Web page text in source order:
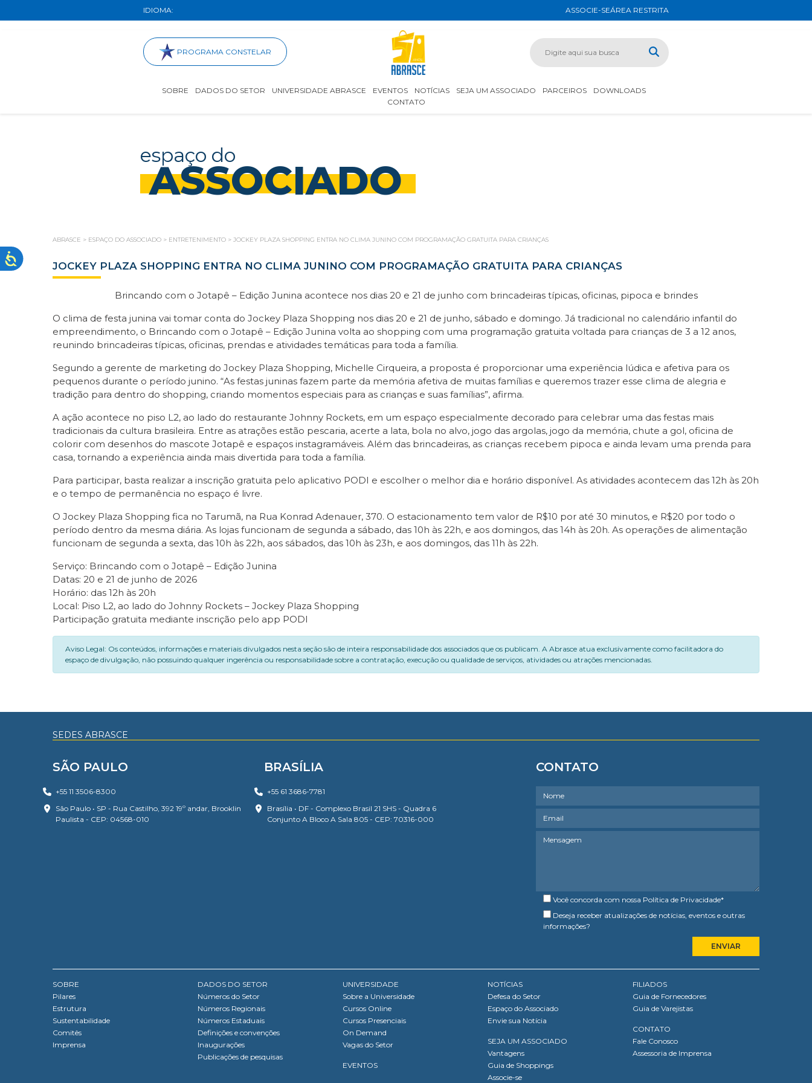
IDIOMA: ASSOCIE-SEÁREA RESTRITA
PROGRAMA CONSTELAR
SOBRE DADOS DO SETOR UNIVERSIDADE ABRASCE EVENTOS NOTÍCIAS SEJA UM ASSOCIADO PARCEIROS
DOWNLOADS
CONTATO
espaço do
ASSOCIADO
ABRASCE > ESPAÇO DO ASSOCIADO > ENTRETENIMENTO > JOCKEY PLAZA SHOPPING ENTRA NO CLIMA JUNINO COM PROGRAMAÇÃO GRATUITA PARA CRIANÇAS
JOCKEY PLAZA SHOPPING ENTRA NO CLIMA JUNINO COM PROGRAMAÇÃO GRATUITA PARA CRIANÇAS
Brincando com o Jotapê – Edição Junina acontece nos dias 20 e 21 de junho com brincadeiras típicas, oficinas, pipoca e brindes
O clima de festa junina vai tomar conta do Jockey Plaza Shopping nos dias 20 e 21 de junho, sábado e domingo. Já tradicional no calendário infantil do
empreendimento, o Brincando com o Jotapê – Edição Junina volta ao shopping com uma programação gratuita voltada para crianças de 3 a 12 anos,
reunindo brincadeiras típicas, oficinas, prendas e atividades temáticas para toda a família.
Segundo a gerente de marketing do Jockey Plaza Shopping, Michelle Cirqueira, a proposta é proporcionar uma experiência lúdica e afetiva para os
pequenos durante o período junino. “As festas juninas fazem parte da memória afetiva de muitas famílias e queremos trazer esse clima de alegria e
tradição para dentro do shopping, criando momentos especiais para as crianças e suas famílias”, afirma.
A ação acontece no piso L2, ao lado do restaurante Johnny Rockets, em um espaço especialmente decorado para celebrar uma das festas mais
tradicionais da cultura brasileira. Entre as atrações estão pescaria, acerte a lata, bola no alvo, jogo das argolas, jogo da memória, chute a gol, oficina de
colorir com desenhos do mascote Jotapê e espaços instagramáveis. Além das brincadeiras, as crianças recebem pipoca e ainda levam uma prenda para
casa, tornando a experiência ainda mais divertida para toda a família.
Para participar, basta realizar a inscrição gratuita pelo aplicativo PODI e escolher o melhor dia e horário disponível. As atividades acontecem das 12h às 20h
e o tempo de permanência no espaço é livre.
O Jockey Plaza Shopping fica no Tarumã, na Rua Konrad Adenauer, 370. O estacionamento tem valor de R$10 por até 30 minutos, e R$20 por todo o
período dentro da mesma diária. As lojas funcionam de segunda a sábado, das 10h às 22h, e aos domingos, das 14h às 20h. As operações de alimentação
funcionam de segunda a sexta, das 10h às 22h, aos sábados, das 10h às 23h, e aos domingos, das 11h às 22h.
Serviço: Brincando com o Jotapê – Edição Junina
Datas: 20 e 21 de junho de 2026
Horário: das 12h às 20h
Local: Piso L2, ao lado do Johnny Rockets – Jockey Plaza Shopping
Participação gratuita mediante inscrição pelo app PODI
Aviso Legal: Os conteúdos, informações e materiais divulgados nesta seção são de inteira responsabilidade dos associados que os publicam. A Abrasce atua exclusivamente como facilitadora do
espaço de divulgação, não possuindo qualquer ingerência ou responsabilidade sobre a contratação, execução ou qualidade de serviços, atividades ou atrações mencionadas.
SEDES ABRASCE
SÃO PAULO
+55 11 3506-8300
São Paulo • SP - Rua Castilho, 392 19º andar, Brooklin
Paulista - CEP: 04568-010
BRASÍLIA
+55 61 3686-7781
Brasília • DF - Complexo Brasil 21 SHS - Quadra 6
Conjunto A Bloco A Sala 805 - CEP: 70316-000
CONTATO
Você concorda com nossa Política de Privacidade*
Deseja receber atualizações de notícias, eventos e outras
informações?
SOBRE
Pilares
Estrutura
Sustentabilidade
Comitês
Imprensa
DADOS DO SETOR
Números do Setor
Números Regionais
Números Estaduais
Definições e convenções
Inaugurações
Publicações de pesquisas
UNIVERSIDADE
Sobre a Universidade
Cursos Online
Cursos Presenciais
On Demand
Vagas do Setor
EVENTOS
NOTÍCIAS
Defesa do Setor
Espaço do Associado
Envie sua Notícia
SEJA UM ASSOCIADO
Vantagens
Guia de Shoppings
Associe-se
FILIADOS
Guia de Fornecedores
Guia de Varejistas
CONTATO
Fale Conosco
Assessoria de Imprensa